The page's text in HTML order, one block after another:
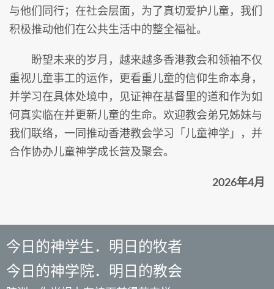
与他们同行；在社会层面，为了真切爱护儿童，我们
积极推动他们在公共生活中的整全福祉。
盼望未来的岁月，越来越多香港教会和领袖不仅
重视儿童事工的运作，更看重儿童的信仰生命本身，
并学习在具体处境中，见证神在基督里的道和作为如
何真实临在并更新儿童的生命。欢迎教会弟兄姊妹与
我们联络，一同推动香港教会学习「儿童神学」，并
合作协办儿童神学成长营及聚会。
2026年4月
今日的神学生．明日的牧者
今日的神学院．明日的教会